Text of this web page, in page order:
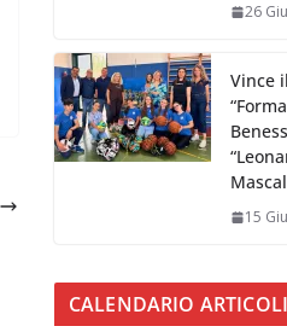
26
Vince
15
CALENDARIO ARTICOLI